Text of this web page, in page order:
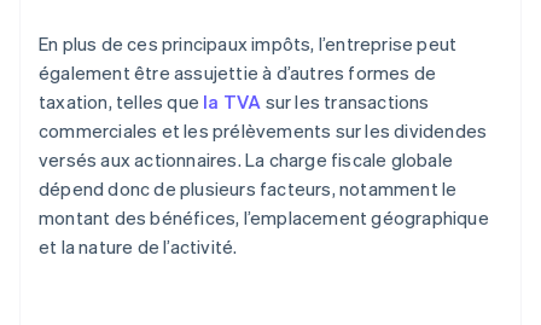
En plus de ces principaux impôts, l’entreprise peut
également être assujettie à d’autres formes de
taxation, telles que la TVA sur les transactions
commerciales et les prélèvements sur les dividendes
versés aux actionnaires. La charge fiscale globale
dépend donc de plusieurs facteurs, notamment le
montant des bénéfices, l’emplacement géographique
et la nature de l’activité.